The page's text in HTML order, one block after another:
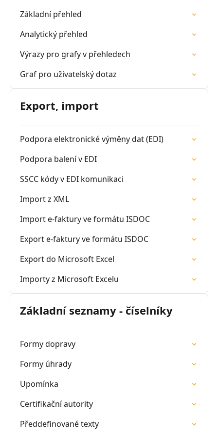
Základní přehled
Analytický přehled
Výrazy pro grafy v přehledech
Graf pro uživatelský dotaz
Export, import
Podpora elektronické výměny dat (EDI)
Podpora balení v EDI
SSCC kódy v EDI komunikaci
Import z XML
Import e-faktury ve formátu ISDOC
Export e-faktury ve formátu ISDOC
Export do Microsoft Excel
Importy z Microsoft Excelu
Základní seznamy - číselníky
Formy dopravy
Formy úhrady
Upomínka
Certifikační autority
Předdefinované texty